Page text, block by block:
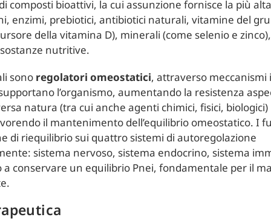
composti bioattivi, la cui assunzione fornisce la più
enzimi, prebiotici, antibiotici naturali, vitamine del
della vitamina D), minerali (come selenio e
nutritive.
sono regolatori omeostatici, attraverso
l’organismo, aumentando la resistenza
natura (tra cui anche agenti chimici, fisici,
il mantenimento dell’equilibrio omeostatico. I
di riequilibrio sui quattro sistemi di autoregolazione
sistema nervoso, sistema endocrino, sistema
a conservare un equilibrio Pnei, fondamentale per il